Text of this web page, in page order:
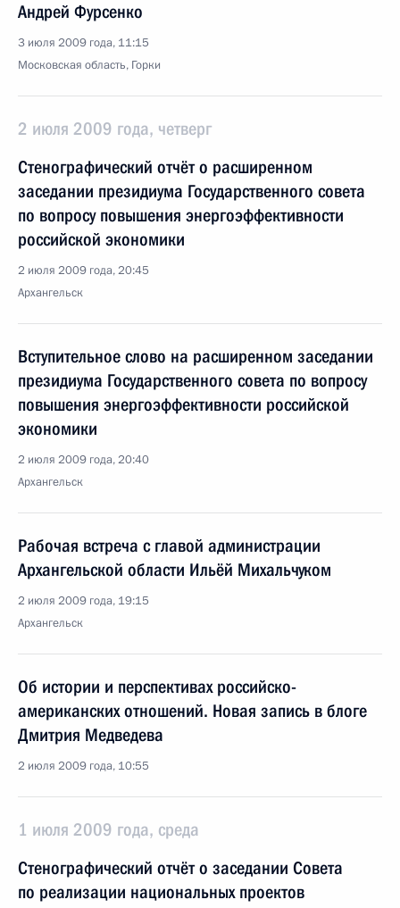
Андрей Фурсенко
3 июля 2009 года, 11:15
Московская область, Горки
2 июля 2009 года, четверг
Стенографический отчёт о расширенном
заседании президиума Государственного совета
по вопросу повышения энергоэффективности
российской экономики
2 июля 2009 года, 20:45
Архангельск
Вступительное слово на расширенном заседании
президиума Государственного совета по вопросу
повышения энергоэффективности российской
экономики
2 июля 2009 года, 20:40
Архангельск
Рабочая встреча с главой администрации
Архангельской области Ильёй Михальчуком
2 июля 2009 года, 19:15
Архангельск
Об истории и перспективах российско-
американских отношений. Новая запись в блоге
Дмитрия Медведева
2 июля 2009 года, 10:55
1 июля 2009 года, среда
Стенографический отчёт о заседании Совета
по реализации национальных проектов